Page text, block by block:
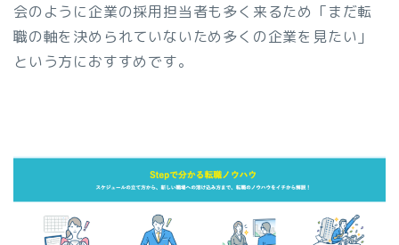
会のように企業の採用担当者も多く来るため「まだ転
職の軸を決められていないため多くの企業を見たい」
という方におすすめです。